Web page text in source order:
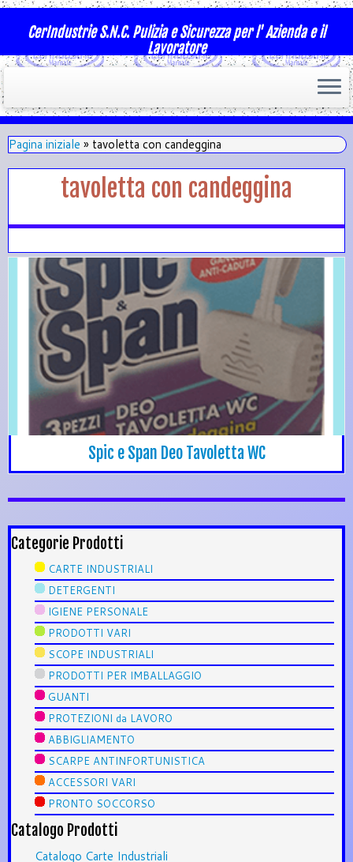
CerIndustrie S.N.C. Pulizia e Sicurezza per l' Azienda e il
Lavoratore
Pagina iniziale » tavoletta con candeggina
tavoletta con candeggina
Spic e Span Deo Tavoletta WC
Categorie Prodotti
CARTE INDUSTRIALI
DETERGENTI
IGIENE PERSONALE
PRODOTTI VARI
SCOPE INDUSTRIALI
PRODOTTI PER IMBALLAGGIO
GUANTI
PROTEZIONI da LAVORO
ABBIGLIAMENTO
SCARPE ANTINFORTUNISTICA
ACCESSORI VARI
PRONTO SOCCORSO
Catalogo Prodotti
Catalogo Carte Industriali